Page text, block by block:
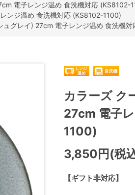
電子レンジ温め 食洗機対応 (KS8102-
ンジ温め 食洗機対応 (KS8102-1100)
ュグレイ) 27cm 電子レンジ温め 食洗機
【ギフト非対応】
カラーズ ク
27cm 電子
1100)
3,850円(税